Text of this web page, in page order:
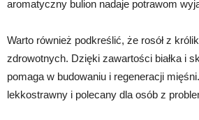
aromatyczny bulion nadaje potrawom
Warto również podkreślić, że rosół z
zdrowotnych. Dzięki zawartości białka i
pomaga w budowaniu i regeneracji
lekkostrawny i polecany dla osób z